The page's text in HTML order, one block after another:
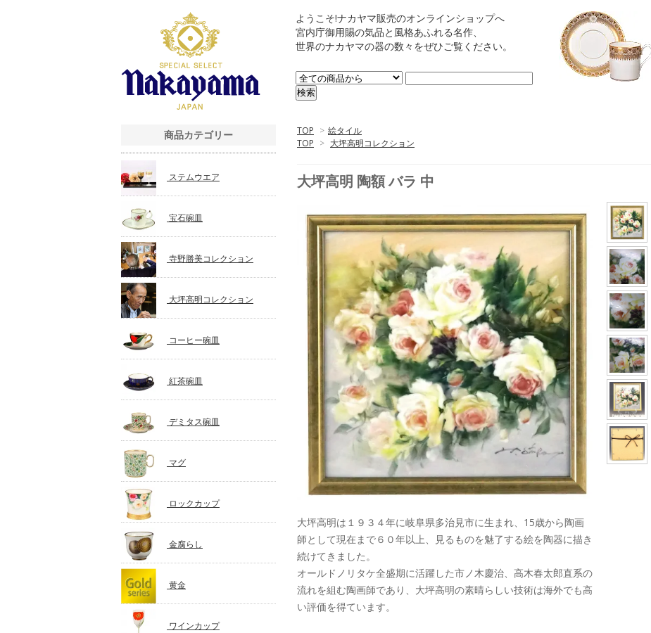
ようこそ!ナカヤマ販売のオンラインショップへ
宮内庁御用賜の気品と風格あふれる名作、
世界のナカヤマの器の数々をぜひご覧ください。
TOP > 絵タイル
TOP > 大坪高明コレクション
大坪高明 陶額 バラ 中
大坪高明は１９３４年に岐阜県多治見市に生まれ、15歳から陶画
師として現在まで６０年以上、見るものを魅了する絵を陶器に描き
続けてきました。
オールドノリタケ全盛期に活躍した市ノ木慶治、高木春太郎直系の
流れを組む陶画師であり、大坪高明の素晴らしい技術は海外でも高
い評価を得ています。
商品カテゴリー
ステムウエア
宝石碗皿
寺野勝美コレクション
大坪高明コレクション
コーヒー碗皿
紅茶碗皿
デミタス碗皿
マグ
ロックカップ
金腐らし
黄金
ワインカップ